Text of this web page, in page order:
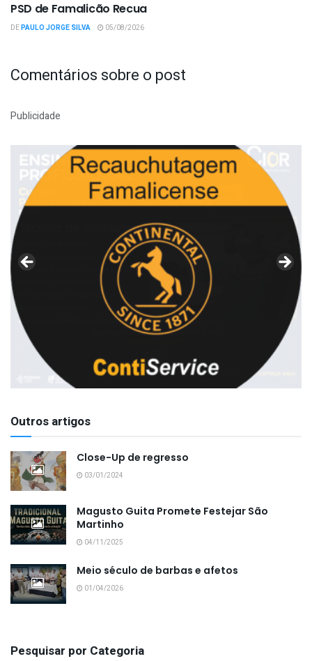
PSD de Famalicão Recua
DEPAULO JORGE SILVA 05/08/2026
Comentários sobre o post
Publicidade
Outros artigos
Close-Up de regresso
03/01/2024
Magusto Guita Promete Festejar São
Martinho
04/11/2025
Meio século de barbas e afetos
01/04/2026
Pesquisar por Categoria